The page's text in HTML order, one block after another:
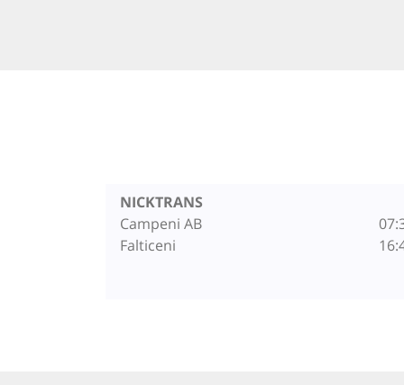
NICKTRANS
Campeni AB
Falticeni